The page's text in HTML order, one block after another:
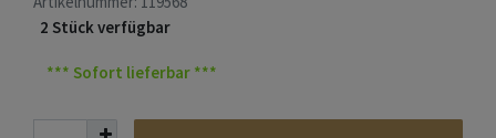
2 Stück verfügbar
*** Sofort lieferbar ***